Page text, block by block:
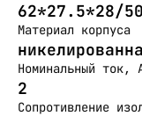
62*27.5*28/
Материал корпуса
Номинальный ток,
2
Сопротивление